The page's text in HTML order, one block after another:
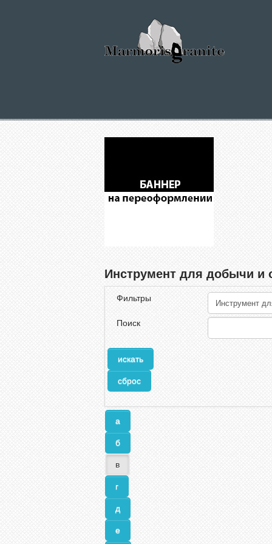
Инструмент для добычи и
Фильтры
Поиск
а
б
в
г
д
е